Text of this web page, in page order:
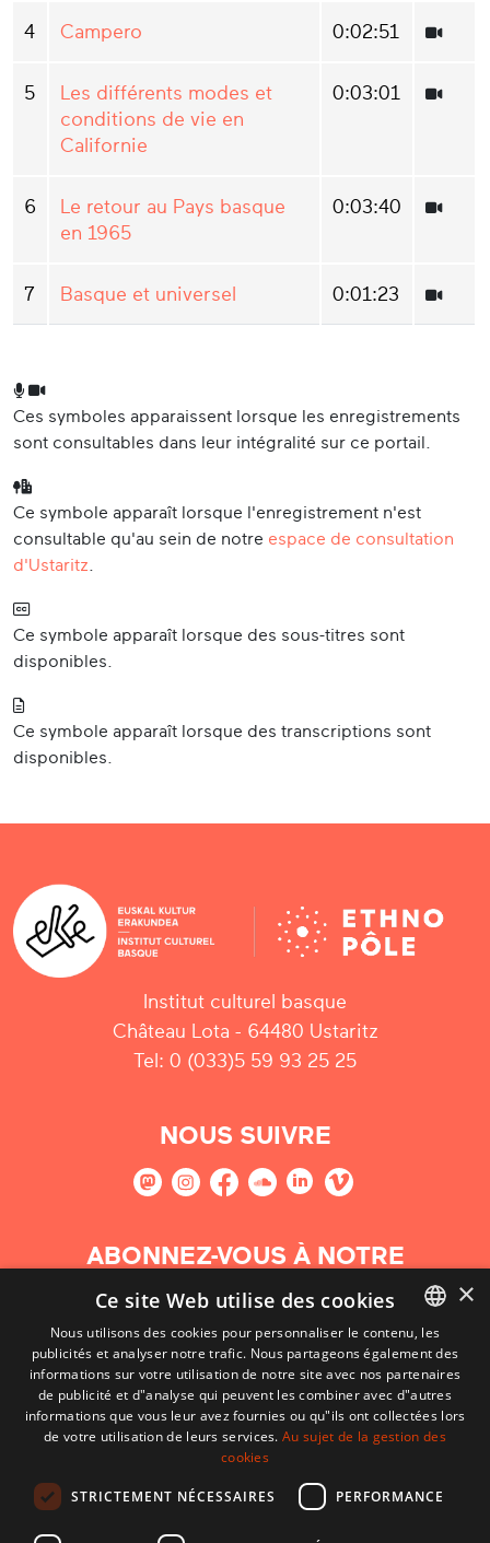
4 Campero 0:02:51
5
Les différents modes et
conditions de vie en
Californie
0:03:01
6
Le retour au Pays basque
en 1965
0:03:40
7 Basque et universel 0:01:23
Ces symboles apparaissent lorsque les enregistrements
sont consultables dans leur intégralité sur ce portail.
Ce symbole apparaît lorsque l'enregistrement n'est
consultable qu'au sein de notre espace de consultation
d'Ustaritz
Ce symbole apparaît lorsque des sous-titres sont
disponibles.
Ce symbole apparaît lorsque des transcriptions sont
disponibles.
Institut culturel basque
Château Lota - 64480 Ustaritz
Tel: 0 (033)5 59 93 25 25
NOUS SUIVRE
ABONNEZ-VOUS À NOTRE
NEWSLETTER
S'abonner
BASQUE
FRENCH
×
Ce site Web utilise des cookies
Nous utilisons des cookies pour personnaliser le contenu, les
publicités et analyser notre trafic. Nous partageons également des
informations sur votre utilisation de notre site avec nos partenaires
de publicité et d"analyse qui peuvent les combiner avec d"autres
informations que vous leur avez fournies ou qu"ils ont collectées lors
de votre utilisation de leurs services.Au sujet de la gestion des
cookies
STRICTEMENT NÉCESSAIRES PERFORMANCE